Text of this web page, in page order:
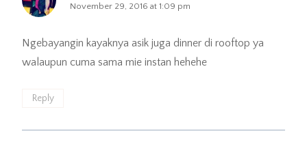
November 29, 2016 at 1:09 pm
Ngebayangin kayaknya asik juga dinner di rooftop ya
walaupun cuma sama mie instan hehehe
Reply